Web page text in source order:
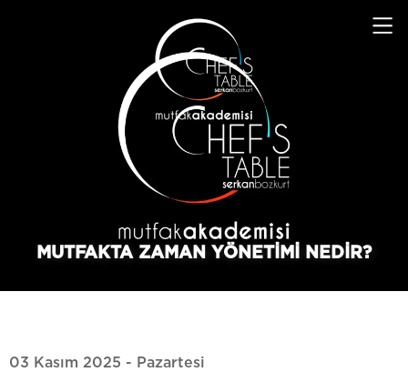
MUTFAKTA ZAMAN YÖNETIMI NEDIR?
03 Kasım 2025 - Pazartesi